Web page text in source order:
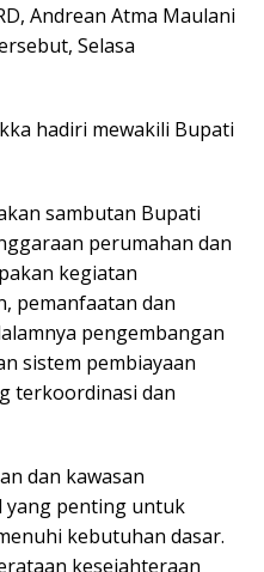
Andrean Atma Maulani
Selasa
hadiri mewakili Bupati
sambutan Bupati
perumahan dan
kegiatan
pemanfaatan dan
pengembangan
sistem pembiayaan
terkoordinasi dan
dan kawasan
yang penting untuk
kebutuhan dasar.
kesejahteraan